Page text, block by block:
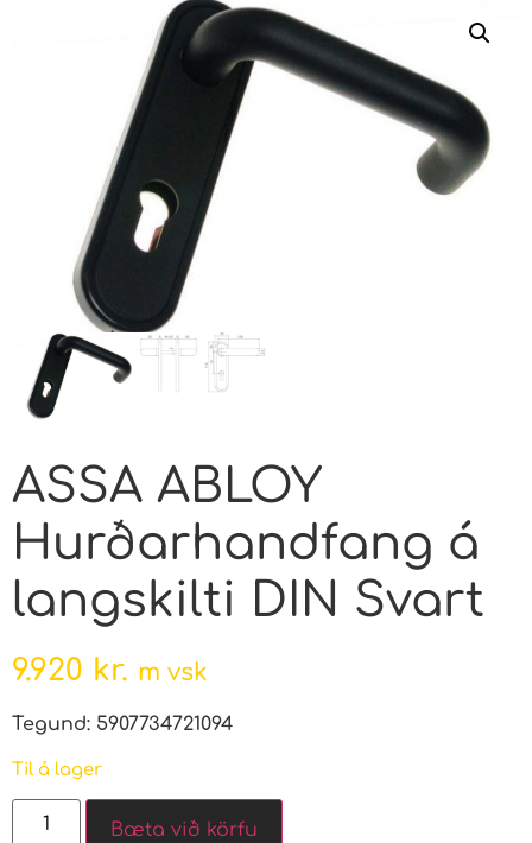
ASSA ABLOY
Hurðarhandfang á
langskilti DIN Svart
9.920 kr. m vsk
Tegund: 5907734721094
Til á lager
Bæta við körfu